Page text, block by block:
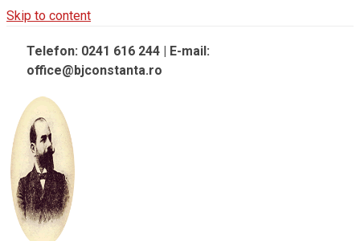
Skip to content
Telefon: 0241 616 244 | E-mail:
office@bjconstanta.ro